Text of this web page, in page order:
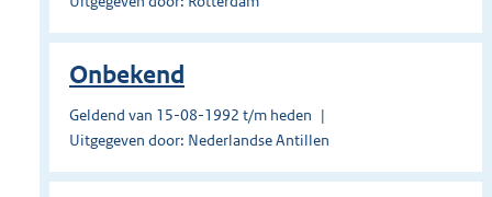
Onbekend
Geldend van 15-08-1992 t/m heden
Uitgegeven door: Nederlandse Antillen